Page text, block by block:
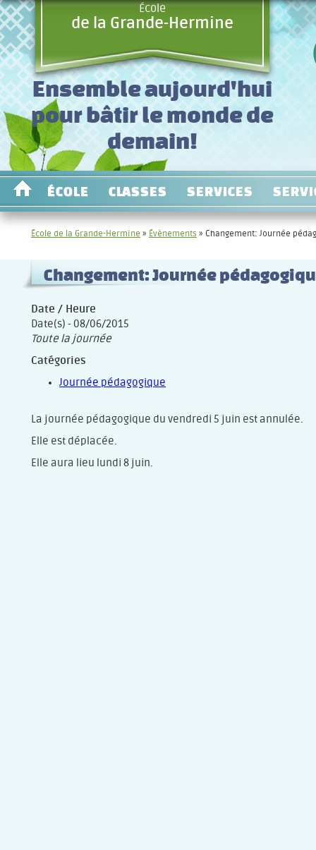
École
de la Grande-Hermine
Ensemble aujourd'hui
pour bâtir le monde de
demain!
ÉCOLE CLASSES SERVICES
École de la Grande-Hermine » Évènements » Changement: Journée
Changement: Journée
Date / Heure
Date(s) - 08/06/2015
Toute la journée
Catégories
Journée pédagogique
La journée pédagogique du vendredi 5 juin est annulée.
Elle est déplacée.
Elle aura lieu lundi 8 juin.